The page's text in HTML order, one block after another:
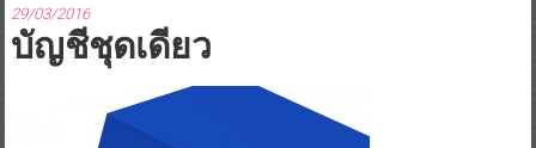
29/03/2016
บัญชีชุดเดียว